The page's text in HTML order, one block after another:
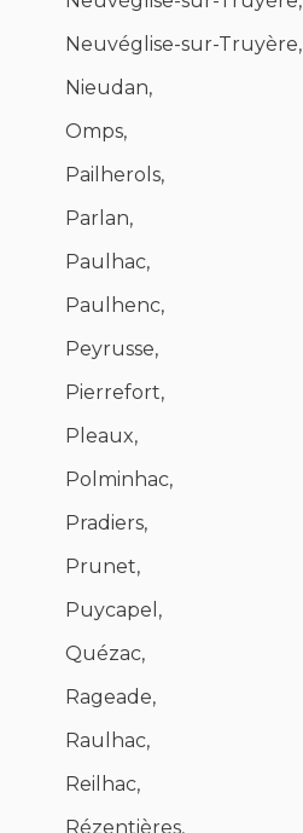
Neuvéglise-sur-Truyère,
Nieudan,
Omps,
Pailherols,
Parlan,
Paulhac,
Paulhenc,
Peyrusse,
Pierrefort,
Pleaux,
Polminhac,
Pradiers,
Prunet,
Puycapel,
Quézac,
Rageade,
Raulhac,
Reilhac,
Rézentières,